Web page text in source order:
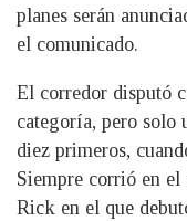
planes serán
el comunicado.
El corredor disputó
categoría, pero solo
diez primeros,
Siempre corrió en el
Rick en el que